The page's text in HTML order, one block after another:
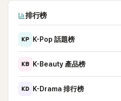
排行榜
KP K-Pop 話題榜
KB K-Beauty 產品榜
KD K-Drama 排行榜